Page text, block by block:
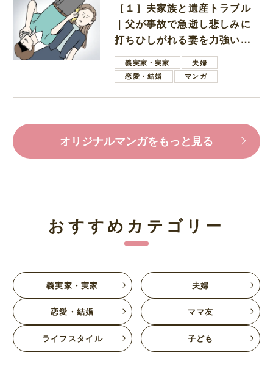
［１］夫家族と遺産トラブル
｜父が事故で急逝し悲しみに
打ちひしがれる妻を力強い言
葉で励ます夫
義実家・実家
夫婦
恋愛・結婚
マンガ
オリジナルマンガをもっと見る
おすすめカテゴリー
義実家・実家 夫婦
恋愛・結婚 ママ友
ライフスタイル 子ども